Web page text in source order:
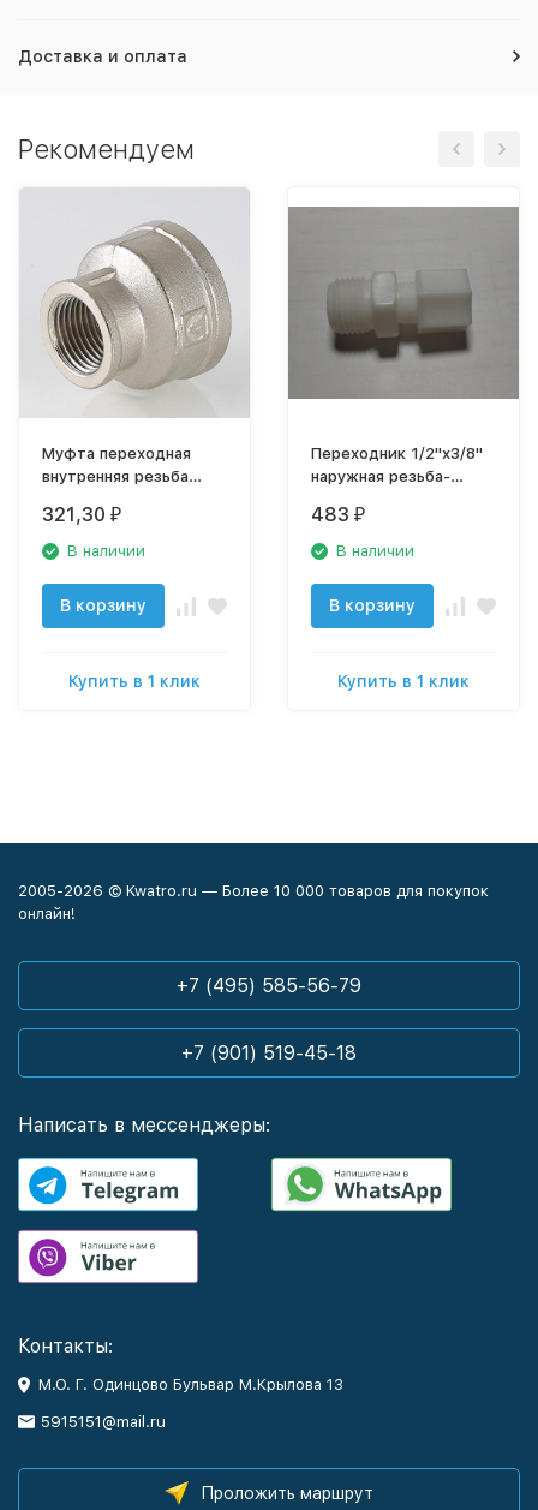
Доставка и оплата
Рекомендуем
Муфта переходная
внутренняя резьба
никелированная латунь
321,30 ₽
В наличии
В корзину
Купить в 1 клик
Переходник 1/2"х3/8"
наружная резьба-
483 ₽
В наличии
В корзину
Купить в 1 клик
2005-2026 © Kwatro.ru — Более 10 000 товаров для покупок
онлайн!
+7 (495) 585-56-79
+7 (901) 519-45-18
Написать в мессенджеры:
Контакты:
М.О. Г. Одинцово Бульвар М.Крылова 13
5915151@mail.ru
Проложить маршрут